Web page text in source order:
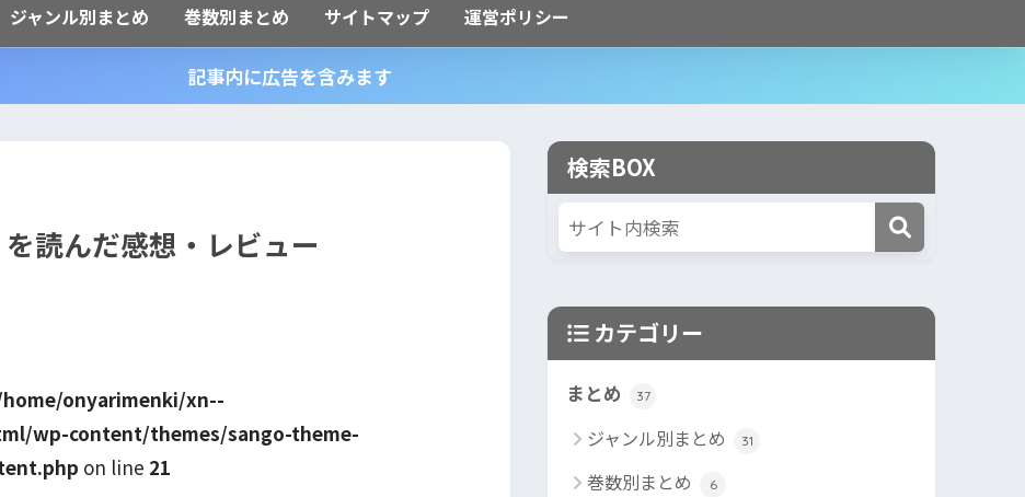
ジャンル別まとめ 巻数別まとめ サイトマップ 運営ポリシー
記事内に広告を含みます
読んだ感想・レビュー
onyarimenki/xn--
wp-content/themes/sango-theme-
on line 21
検索BOX
カテゴリー
まとめ 37
ジャンル別まとめ 31
巻数別まとめ 6